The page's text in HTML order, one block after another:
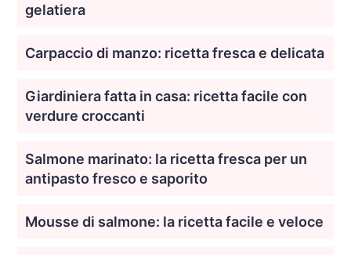
gelatiera
Carpaccio di manzo: ricetta fresca e delicata
Giardiniera fatta in casa: ricetta facile con
verdure croccanti
Salmone marinato: la ricetta fresca per un
antipasto fresco e saporito
Mousse di salmone: la ricetta facile e veloce